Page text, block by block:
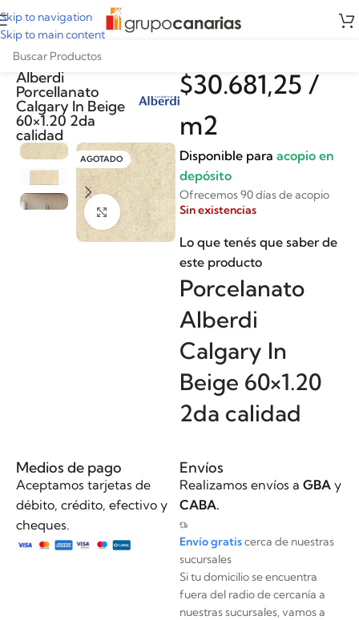
Skip to navigation
Skip to main content
Porcelanato
Alberdi
Porcellanato
Calgary In Beige
60×1.20 2da
calidad
AGOTADO
Clickee para agrandar
$30.681,25 /
m2
Disponible para acopio en
depósito
Ofrecemos 90 días de acopio
Sin existencias
Lo que tenés que saber de
este producto
Porcelanato
Alberdi
Calgary In
Beige 60×1.20
2da calidad
Medios de pago
Aceptamos tarjetas de
débito, crédito, efectivo y
cheques.
Envíos
Realizamos envíos a GBAy
CABA.
Envío gratiscerca de nuestras
sucursales
Si tu domicilio se encuentra
fuera del radio de cercanía a
nuestras sucursales, vamos a